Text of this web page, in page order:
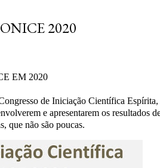
2020
EM 2020
de Iniciação Científica Espírita,
e apresentarem os resultados
que não são poucas.